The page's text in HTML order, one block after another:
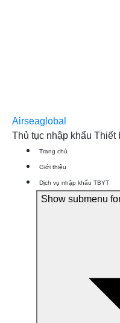
Airseaglobal
Thủ tục nhập khẩu Thiết
Trang chủ
Giới thiệu
Dịch vụ nhập khẩu TBYT
Show submenu